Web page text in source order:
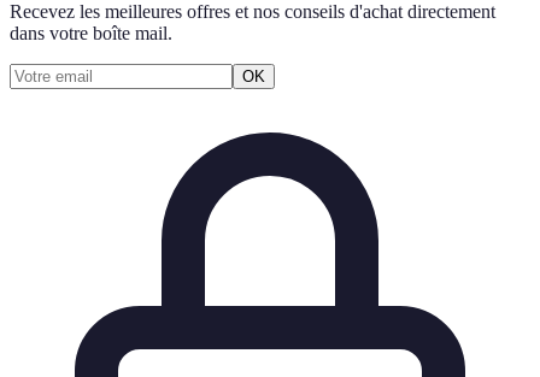
Recevez les meilleures offres et nos conseils d'achat directement
dans votre boîte mail.
OK